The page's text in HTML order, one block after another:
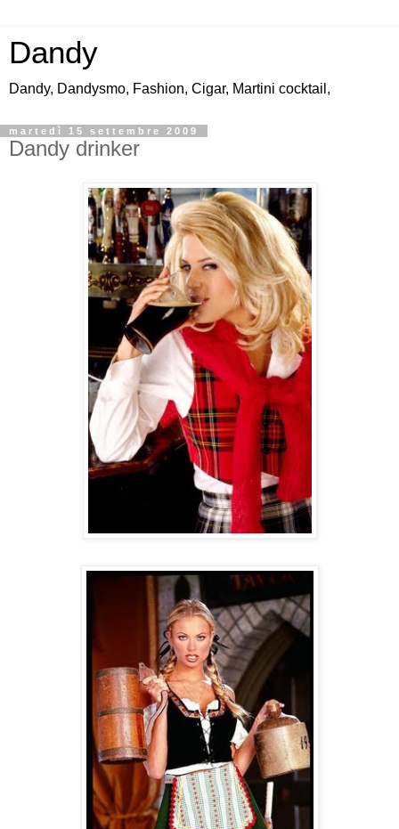
Dandy
Dandy, Dandysmo, Fashion, Cigar, Martini cocktail,
martedì 15 settembre 2009
Dandy drinker